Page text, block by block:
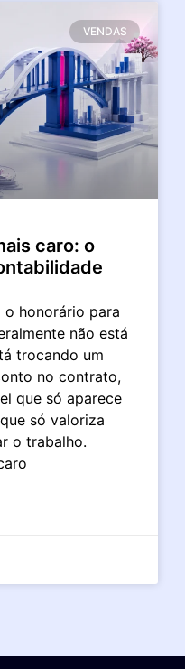
VENDAS
caro: o
honorário para
não está
trocando um
no contrato,
que só aparece
só valoriza
o trabalho.